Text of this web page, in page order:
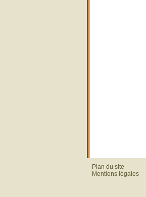
Plan du site
Mentions légales